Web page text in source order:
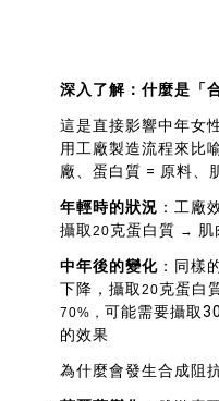
深入了解：什麼是「
這是直接影響中年女
用工廠製造流程來比
廠、蛋白質 = 原料、
年輕時的狀況 ：工廠
攝取 20克蛋白質 → 肌
中年後的變化 ：同樣
下降，攝取 20克蛋白
70%， 可能需要攝取
的效果
為什麼會發生合成阻